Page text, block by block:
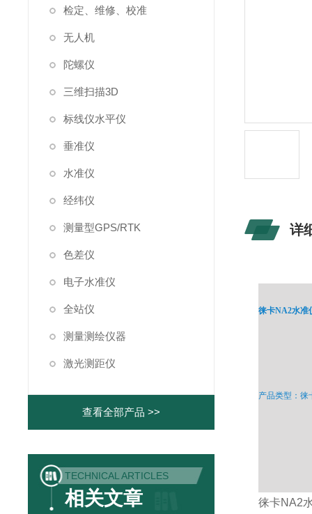
检定、维修、校准
无人机
陀螺仪
三维扫描3D
标线仪水平仪
垂准仪
水准仪
经纬仪
测量型GPS/RTK
色差仪
电子水准仪
全站仪
测量测绘仪器
激光测距仪
查看全部产品 >>
TECHNICAL ARTICLES
相关文章
详
徕卡NA2水准
产品类型：徕
徕卡NA2